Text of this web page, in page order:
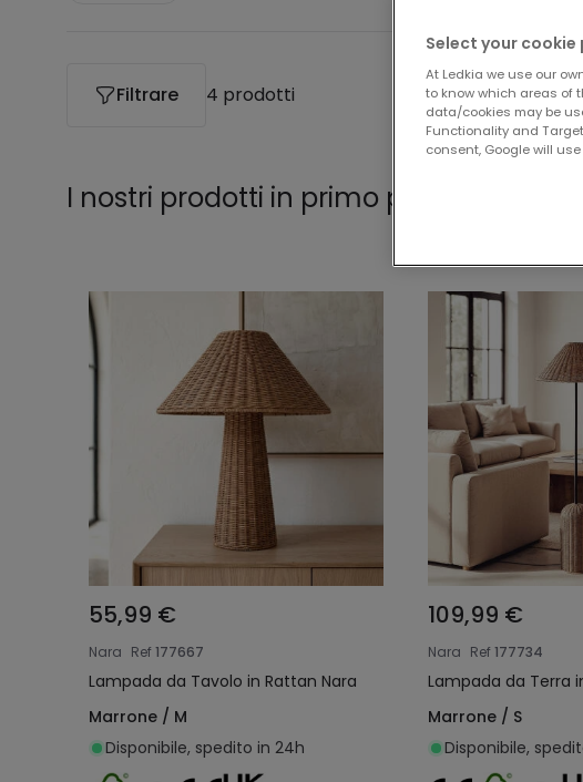
Filtrare 4 prodotti
I nostri prodotti in primo piano da
55,99 €
Nara Ref177667
Lampada da Tavolo in Rattan Nara
Marrone / M
Disponibile, spedito in 24h
109,99 €
Nara Ref177734
Lampada da Terra
Marrone / S
Disponibile,
Select your cookie
At Ledkia we use our
to know which areas of
data/cookies may be
Functionality and
consent, Google will